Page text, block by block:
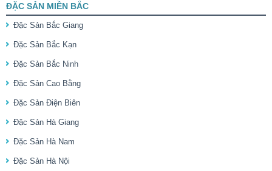
ĐẶC SẢN MIỀN BẮC
Đặc Sản Bắc Giang
Đặc Sản Bắc Kạn
Đặc Sản Bắc Ninh
Đặc Sản Cao Bằng
Đặc Sản Điện Biên
Đặc Sản Hà Giang
Đặc Sản Hà Nam
Đặc Sản Hà Nội